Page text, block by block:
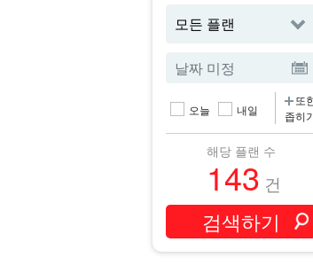
오늘 내일
또
좁히
해당 플랜 수
143 건